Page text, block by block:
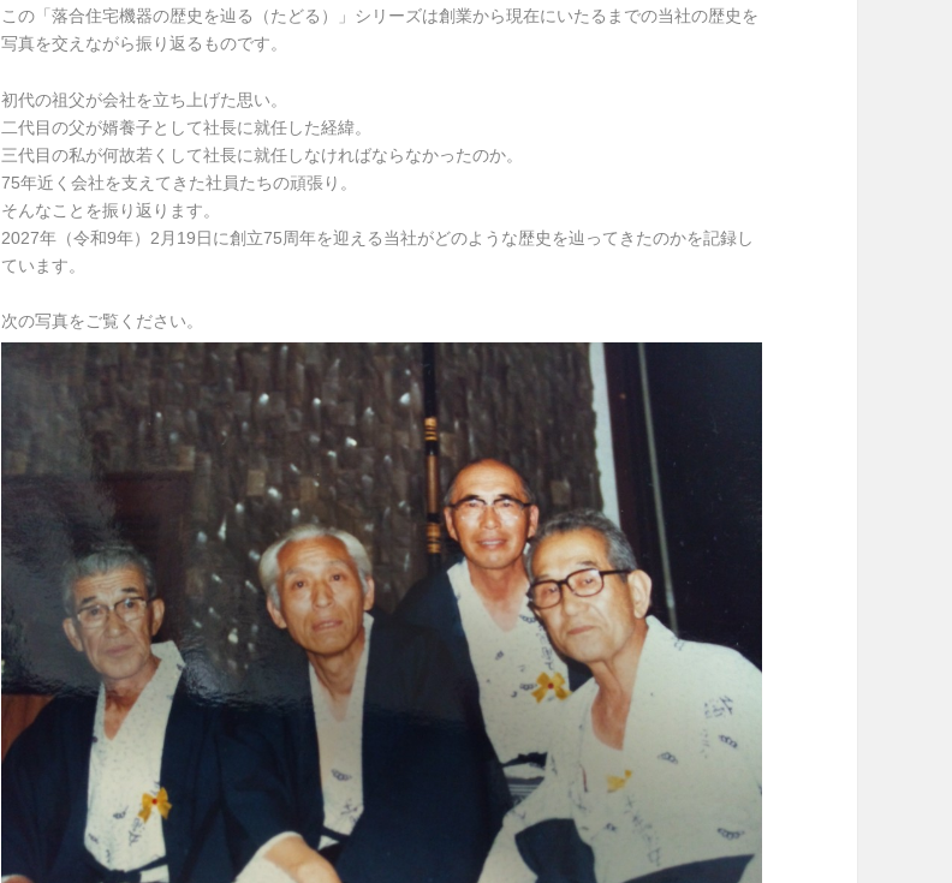
この「落合住宅機器の歴史を辿る（たどる）」シリーズは創業から現在にいたるまでの当社の歴史を
写真を交えながら振り返るものです。
初代の祖父が会社を立ち上げた思い。
二代目の父が婿養子として社長に就任した経緯。
三代目の私が何故若くして社長に就任しなければならなかったのか。
75年近く会社を支えてきた社員たちの頑張り。
そんなことを振り返ります。
2027年（令和9年）2月19日に創立75周年を迎える当社がどのような歴史を辿ってきたのかを記録し
ています。
次の写真をご覧ください。